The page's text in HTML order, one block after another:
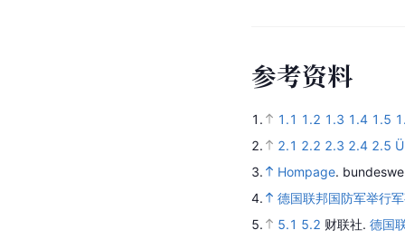
参考资料
1. 1.1 1.2 1.3 1.4 1.5
2.
2.1 2.2 2.3 2.4 2.5
3.
Hompage.
4.
德国联邦国防军举行
5.
5.1 5.2 财联社. 德国